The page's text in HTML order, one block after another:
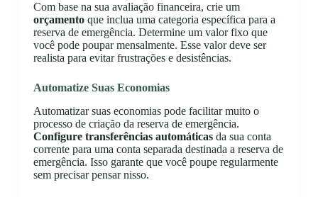
Com base na sua avaliação financeira, crie um
orçamentoque inclua uma categoria específica para a
reserva de emergência. Determine um valor fixo que
você pode poupar mensalmente. Esse valor deve ser
realista para evitar frustrações e desistências.
Automatize Suas Economias
Automatizar suas economias pode facilitar muito o
processo de criação da reserva de emergência.
Configure transferências automáticasda sua conta
corrente para uma conta separada destinada a reserva de
emergência. Isso garante que você poupe regularmente
sem precisar pensar nisso.